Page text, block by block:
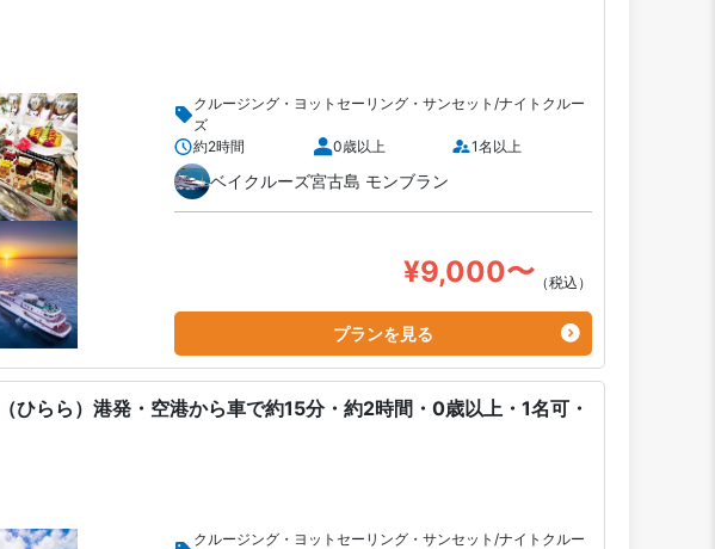
クルージング・ヨットセーリング・サンセット/ナイトクルー
ズ
約2時間
0歳以上 1名以上
ベイクルーズ宮古島 モンブラン
¥9,000〜 （税込）
プランを見る
ひらら）港発・空港から車で約15分・約2時間・0歳以上・1名可・
クルージング・ヨットセーリング・サンセット/ナイトクルー